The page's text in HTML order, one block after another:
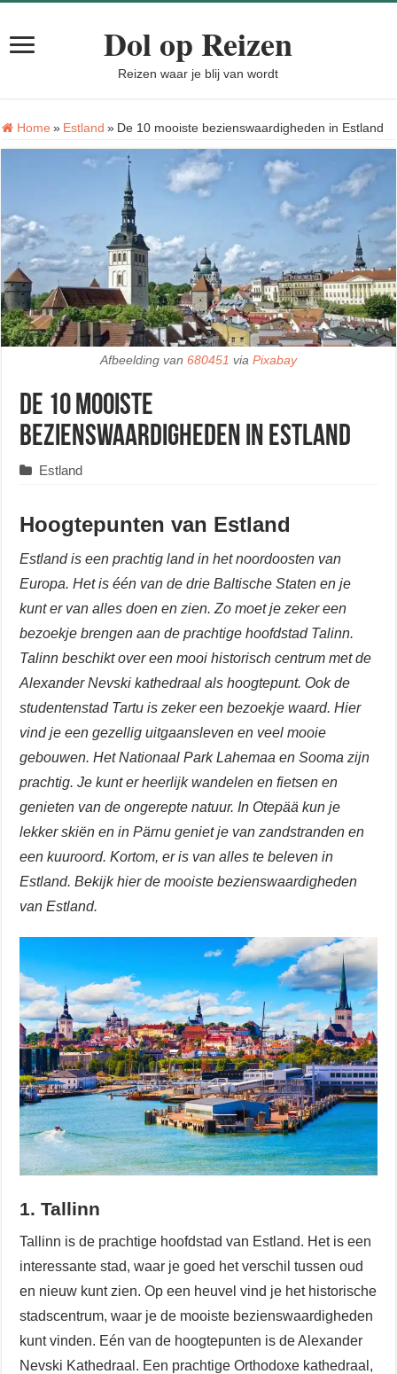
Dol op Reizen
Reizen waar je blij van wordt
Home » Estland » De 10 mooiste bezienswaardigheden in Estland
Afbeelding van 680451 via Pixabay
De 10 mooiste
bezienswaardigheden in Estland
Estland
Hoogtepunten van Estland
Estland is een prachtig land in het noordoosten van
Europa. Het is één van de drie Baltische Staten en je
kunt er van alles doen en zien. Zo moet je zeker een
bezoekje brengen aan de prachtige hoofdstad Talinn.
Talinn beschikt over een mooi historisch centrum met de
Alexander Nevski kathedraal als hoogtepunt. Ook de
studentenstad Tartu is zeker een bezoekje waard. Hier
vind je een gezellig uitgaansleven en veel mooie
gebouwen. Het Nationaal Park Lahemaa en Sooma zijn
prachtig. Je kunt er heerlijk wandelen en fietsen en
genieten van de ongerepte natuur. In Otepää kun je
lekker skiën en in Pärnu geniet je van zandstranden en
een kuuroord. Kortom, er is van alles te beleven in
Estland. Bekijk hier de mooiste bezienswaardigheden
van Estland.
1. Tallinn
Tallinn is de prachtige hoofdstad van Estland. Het is een
interessante stad, waar je goed het verschil tussen oud
en nieuw kunt zien. Op een heuvel vind je het historische
stadscentrum, waar je de mooiste bezienswaardigheden
kunt vinden. Eén van de hoogtepunten is de Alexander
Nevski Kathedraal. Een prachtige Orthodoxe kathedraal,